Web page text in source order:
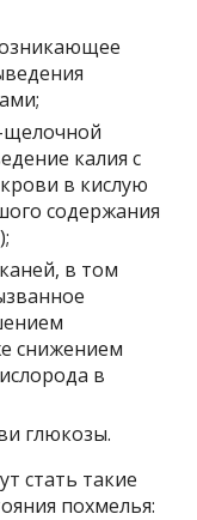
щелочной
калия с
в кислую
содержания
в том
снижением
в
глюкозы.
стать такие
похмелья: